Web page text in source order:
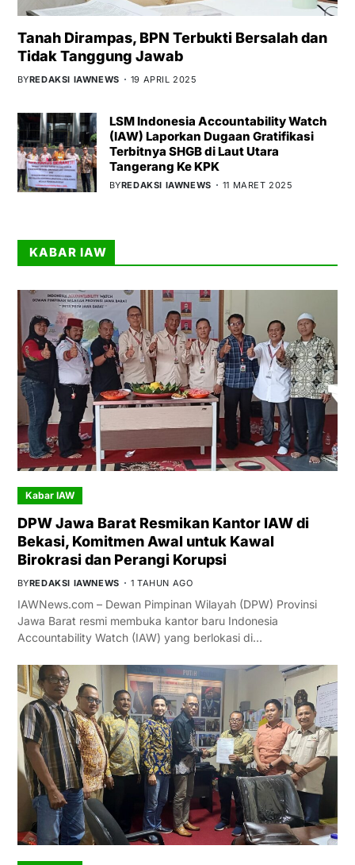
Tanah Dirampas, BPN Terbukti Bersalah dan
Tidak Tanggung Jawab
BYREDAKSI IAWNEWS 19 APRIL 2025
LSM Indonesia Accountability Watch
(IAW) Laporkan Dugaan Gratifikasi
Terbitnya SHGB di Laut Utara
Tangerang Ke KPK
BYREDAKSI IAWNEWS 11 MARET 2025
KABAR IAW
Kabar IAW
DPW Jawa Barat Resmikan Kantor IAW di
Bekasi, Komitmen Awal untuk Kawal
Birokrasi dan Perangi Korupsi
BYREDAKSI IAWNEWS 1 TAHUN AGO
IAWNews.com – Dewan Pimpinan Wilayah (DPW) Provinsi
Jawa Barat resmi membuka kantor baru Indonesia
Accountability Watch (IAW) yang berlokasi di…